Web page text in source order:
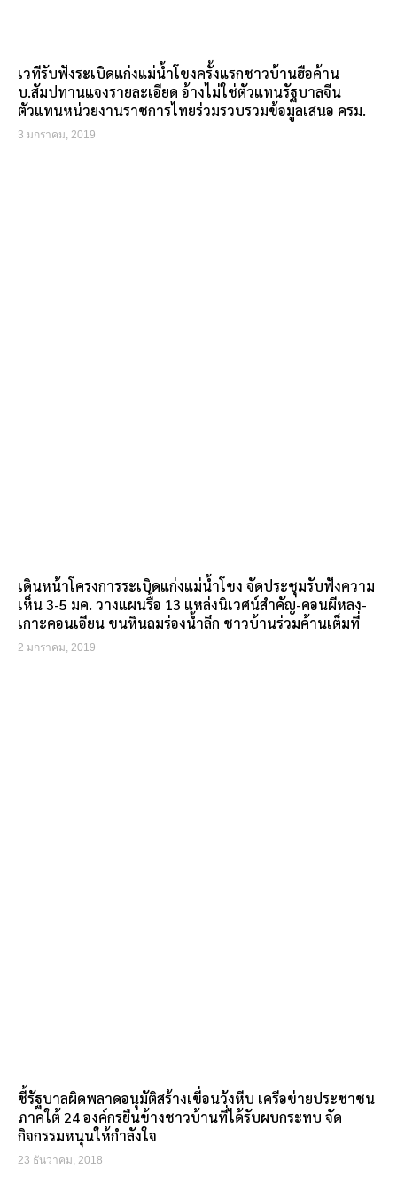
เวทีรับฟังระเบิดแก่งแม่น้ำโขงครั้งแรกชาวบ้านฮือค้าน
บ.สัมปทานแจงรายละเอียด อ้างไม่ใช่ตัวแทนรัฐบาลจีน
ตัวแทนหน่วยงานราชการไทยร่วมรวบรวมข้อมูลเสนอ ครม.
3 มกราคม, 2019
เดินหน้าโครงการระเบิดแก่งแม่น้ำโขง จัดประชุมรับฟังความ
เห็น 3-5 มค. วางแผนรื้อ 13 แหล่งนิเวศน์สำคัญ-คอนผีหลง-
เกาะคอนเอียน ขนหินถมร่องน้ำลึก ชาวบ้านร่วมค้านเต็มที่
2 มกราคม, 2019
ชี้รัฐบาลผิดพลาดอนุมัติสร้างเขื่อนวังหีบ เครือข่ายประชาชน
ภาคใต้ 24 องค์กรยืนข้างชาวบ้านที่ได้รับผบกระทบ จัด
กิจกรรมหนุนให้กำลังใจ
23 ธันวาคม, 2018